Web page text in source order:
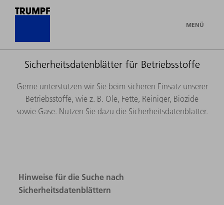
MENÜ
Sicherheitsdatenblätter für Betriebsstoffe
Gerne unterstützen wir Sie beim sicheren Einsatz unserer
Betriebsstoffe, wie z. B. Öle, Fette, Reiniger, Biozide
sowie Gase. Nutzen Sie dazu die Sicherheitsdatenblätter.
Hinweise für die Suche nach
Sicherheitsdatenblättern